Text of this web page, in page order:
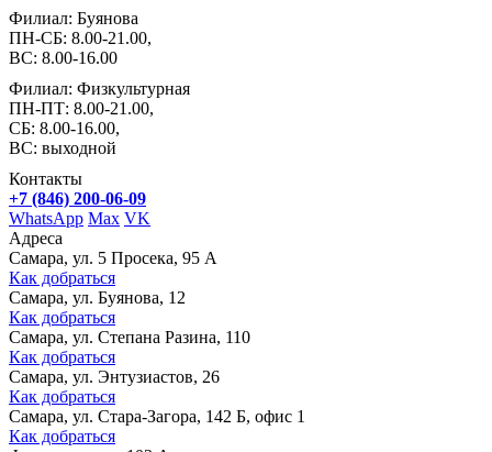
Филиал: Буянова
ПН-СБ: 8.00-21.00,
ВС: 8.00-16.00
Филиал: Физкультурная
ПН-ПТ: 8.00-21.00,
СБ: 8.00-16.00,
ВС: выходной
Контакты
+7 (846) 200-06-09
WhatsApp Max VK
Адреса
Самара, ул. 5 Просека, 95 А
Как добраться
Самара, ул. Буянова, 12
Как добраться
Самара, ул. Степана Разина, 110
Как добраться
Самара, ул. Энтузиастов, 26
Как добраться
Самара, ул. Стара-Загора, 142 Б, офис 1
Как добраться